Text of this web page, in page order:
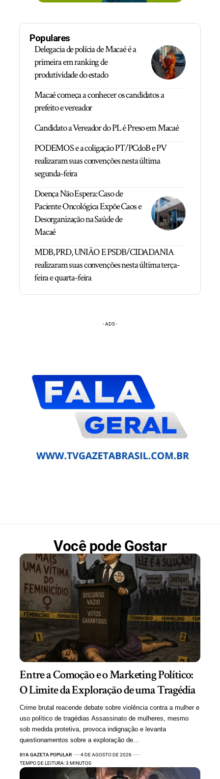
Populares
Delegacia de polícia de Macaé é a
primeira em ranking de
produtividade do estado
Macaé começa a conhecer os candidatos a
prefeito e vereador
Candidato a Vereador do PL é Preso em Macaé
PODEMOS e a coligação PT/PCdoB e PV
realizaram suas convenções nesta última
segunda-feira
Doença Não Espera: Caso de
Paciente Oncológica Expõe Caos e
Desorganização na Saúde de
Macaé
MDB, PRD, UNIÃO E PSDB/CIDADANIA
realizaram suas convenções nesta última terça-
feira e quarta-feira
- ADS -
Você pode Gostar
Entre a Comoção e o Marketing Político:
O Limite da Exploração de uma Tragédia
Crime brutal reacende debate sobre violência contra a mulher e
uso político de tragédias Assassinato de mulheres, mesmo
sob medida protetiva, provoca indignação e levanta
questionamentos sobre a exploração de…
BYA GAZETA POPULAR
4 DE AGOSTO DE 2026
TEMPO DE LEITURA: 3 MINUTOS